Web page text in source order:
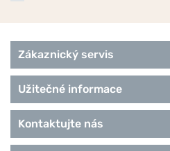
Zákaznický servis
Užitečné informace
Kontaktujte nás